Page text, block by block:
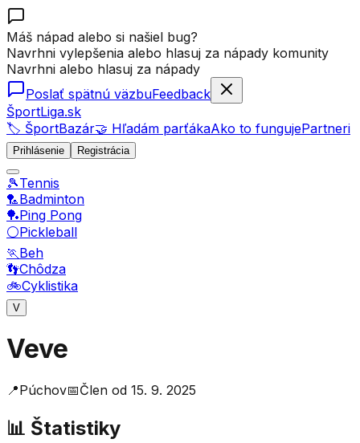
Máš nápad alebo si našiel bug?
Navrhni vylepšenia alebo hlasuj za nápady komunity
Navrhni alebo hlasuj za nápady
Poslať spätnú väzbuFeedback
ŠportLiga.sk
🏷️ ŠportBazár🤝 Hľadám parťákaAko to fungujePartneri
Prihlásenie Registrácia
🎾Tennis
🏸Badminton
🏓Ping Pong
⚪Pickleball
🏃Beh
👣Chôdza
🚲Cyklistika
V
Veve
📍Púchov📅Člen od 15. 9. 2025
📊 Štatistiky